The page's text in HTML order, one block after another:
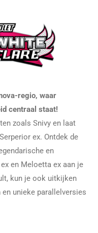
regio, waar
centraal staat!
zoals Snivy en laat
ex. Ontdek de
en
en Meloetta ex aan je
kun je ook uitkijken
unieke parallelversies